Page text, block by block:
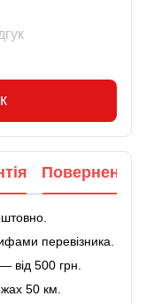
Повернення
перевізника.
від 500 грн.
50 км.